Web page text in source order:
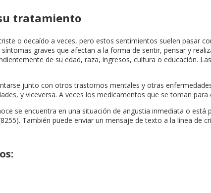
tratamiento
o decaído a veces, pero estos sentimientos suelen pasar
graves que afectan a la forma de sentir, pensar y
de su edad, raza, ingresos, cultura o educación.
junto con otros trastornos mentales y otras
y viceversa. A veces los medicamentos que se toman
se encuentra en una situación de angustia inmediata o
También puede enviar un mensaje de texto a la línea de